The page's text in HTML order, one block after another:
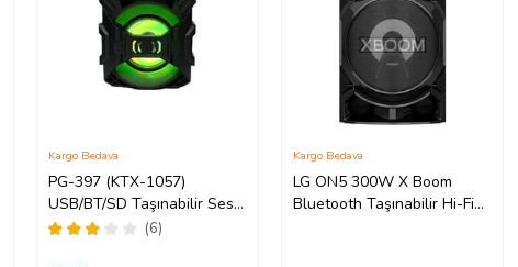
PG-397 (KTX-1057)
USB/BT/SD Taşınabilir Ses
Sistemi
(6)
Kargo Bedava
LG ON5 300W X Boom
Bluetooth Taşınabilir Hi-Fi
Kargo Bedava